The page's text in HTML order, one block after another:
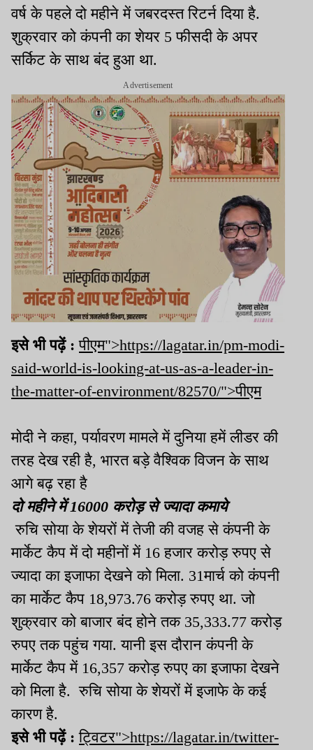
वर्ष के पहले दो महीने में जबरदस्त रिटर्न दिया है.
शुक्रवार को कंपनी का शेयर 5 फीसदी के अपर
सर्किट के साथ बंद हुआ था.
Advertisement
इसे भी पढ़ें :पीएम">https://lagatar.in/pm-modi-
said-world-is-looking-at-us-as-a-leader-in-
the-matter-of-environment/82570/">पीएम
मोदी ने कहा, पर्यावरण मामले में दुनिया हमें लीडर की
तरह देख रही है, भारत बड़े वैश्विक विजन के साथ
आगे बढ़ रहा है
दो महीने में 16000 करोड़ से ज्यादा कमाये
रुचि सोया के शेयरों में तेजी की वजह से कंपनी के
मार्केट कैप में दो महीनों में 16 हजार करोड़ रुपए से
ज्यादा का इजाफा देखने को मिला. 31मार्च को कंपनी
का मार्केट कैप 18,973.76 करोड़ रुपए था. जो
शुक्रवार को बाजार बंद होने तक 35,333.77 करोड़
रुपए तक पहुंच गया. यानी इस दौरान कंपनी के
मार्केट कैप में 16,357 करोड़ रुपए का इजाफा देखने
को मिला है. रुचि सोया के शेयरों में इजाफे के कई
कारण है.
इसे भी पढ़ें : ट्विटर">https://lagatar.in/twitter-